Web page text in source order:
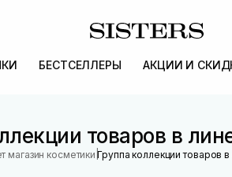
БЕСТСЕЛЛЕРЫ АКЦИИ И
товаров в
магазин косметики |Группа коллекции товаров